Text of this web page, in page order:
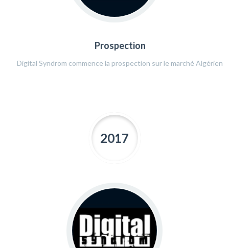
Prospection
Digital Syndrom commence la prospection sur le marché Algérien
2017